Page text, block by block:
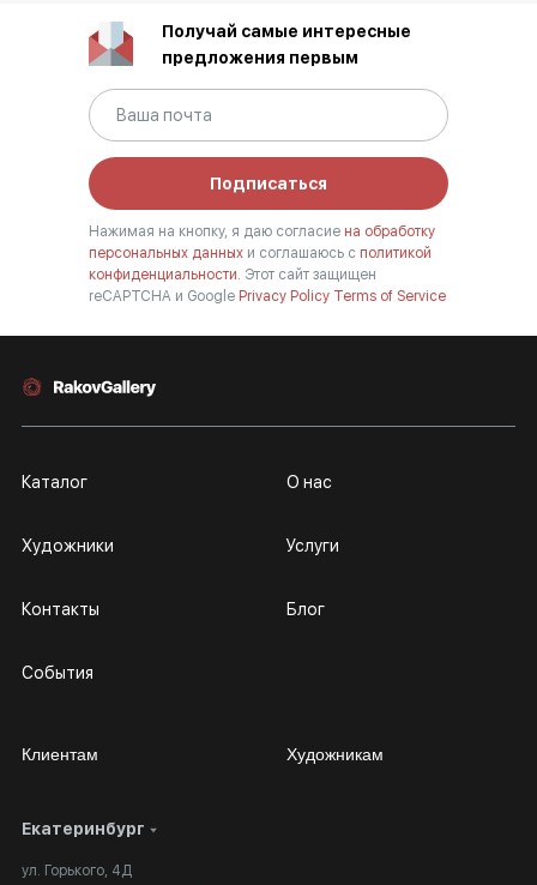
Получай самые интересные
предложения первым
Подписаться
Нажимая на кнопку, я даю согласие на обработку
персональных данных и соглашаюсь с политикой
конфиденциальности. Этот сайт защищен
reCAPTCHA и Google Privacy Policy Terms of Service
Екатеринбург
ул. Горького, 4Д
Каталог
Художники
Контакты
События
О нас
Услуги
Блог
Клиентам
Личный кабинет
Вопросы и ответы
Художникам
Сотрудничество
Выставка в галерее